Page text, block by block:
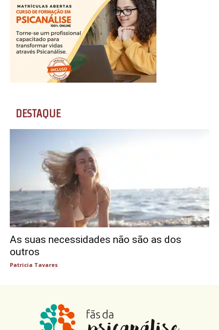
DESTAQUE
As suas necessidades não são as dos
outros
Patricia Tavares